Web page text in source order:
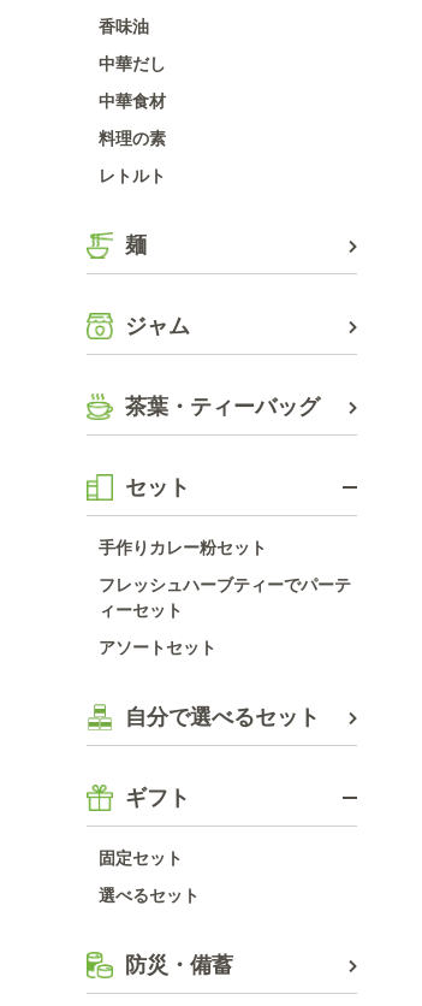
香味油
中華だし
中華食材
料理の素
レトルト
麺
ジャム
茶葉・ティーバッグ
セット
手作りカレー粉セット
フレッシュハーブティーでパーテ
ィーセット
アソートセット
自分で選べるセット
ギフト
固定セット
選べるセット
防災・備蓄